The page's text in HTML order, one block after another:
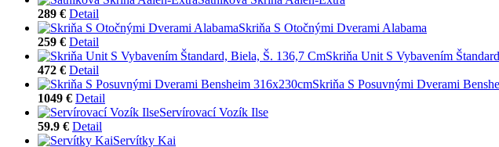
289 € Detail
Skriňa S Otočnými Dverami Alabama
259 € Detail
Skriňa Unit S Vybavením
472 € Detail
Skriňa S Posuvnými Dverami
1049 € Detail
Servírovací Vozík Ilse
59.9 € Detail
Servítky Kai